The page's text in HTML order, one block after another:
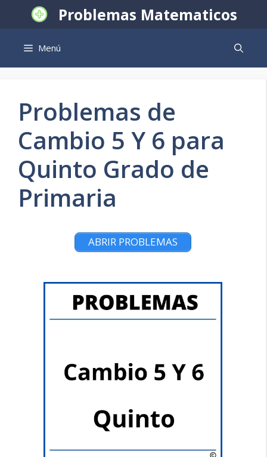
Problemas Matematicos
Menú
Problemas de
Cambio 5 Y 6 para
Quinto Grado de
Primaria
ABRIR PROBLEMAS